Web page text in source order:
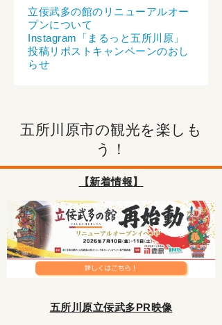
立佞武多の館のリニューアルオー
プンについて
Instagram「まるっと五所川原」
投稿リポストキャンペーンのおし
らせ
五所川原市の観光を楽しも
う！
【新着情報】
五所川原立佞武多PR映像